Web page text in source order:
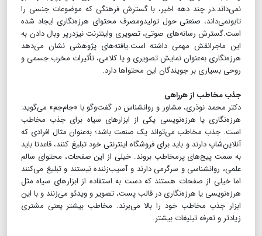
نمی‌داند.در چند دهه اخیر، با گسترش فرهنگی که موضوعات جنسی را
تابونمی‌داند، صنعتی حول تولیدومصرف محتوای هرزه‌نگاری ایجاد شده‌
است.گسترش رسانه‌های صوتی، تصویری واینترنت نیزدرپر وبال دادن به
این ماجرانقش مهمی داشته است.یافته‌های پژوهشی نشان می‌دهد
هرزه‌نگاری به‌عنوان نمایش تصویری و یا کلامی، تأثیرات مخرب جسمی و
روحی بسیاری بر جویندگان این محتواها دارد.
جذب مخاطب از هر‌راهی
دکتر محمد نوذری، مشاور و روانشناس در گفت‌وگو با «جام‌جم» می‌گوید:
هرزه‌نگاری یا هرزه‌نویسی یکی از ابزارهای سیاه برای جذب مخاطب
است. جذب مخاطب می‌تواند یک صنعت باشد؛ به‌عنوان مثال افرادی که
آنلاین‌شاپ دارند و باید برای فروشگاه اینترنتی خود تبلیغ کنند، قاعدتا باید
به سمت پیج‌های پرمخاطب بروند. خیلی از این صفحات، محتوای سالم
علمی، روانشناسی و سرگرمی دارند و آسیب‌زننده نیستند و تبلیغ می‌کنند
اما خیلی از صفحات هستند که دست به استفاده از ابزارهای سیاه مثل
هرزه‌نویسی یا هرزه‌نگاری در قالب پست، تصویر و ویدئو می‌زنند و با این
ابزار جذب مخاطب خود را بالا می‌برند. مخاطب بیشتر یعنی مشتری
زیادتر و تعرفه تبلیغات بیشتر.